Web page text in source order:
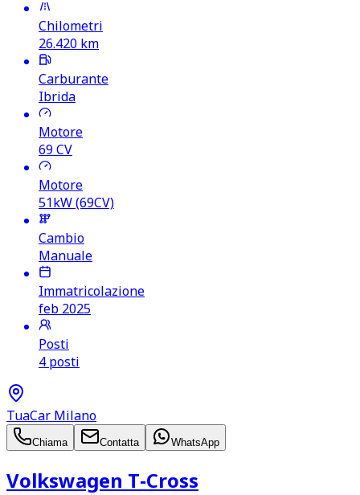
Chilometri
26.420 km
Carburante
Ibrida
Motore
69CV
Motore
51kW (69CV)
Cambio
Manuale
Immatricolazione
feb 2025
Posti
4 posti
TuaCar Milano
Chiama Contatta WhatsApp
Volkswagen T‑Cross